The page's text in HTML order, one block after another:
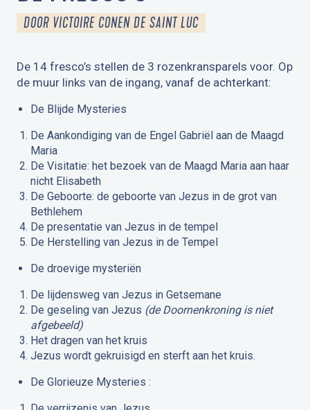
DOOR VICTOIRE CONEN DE SAINT LUC
De 14 fresco’s stellen de 3 rozenkransparels voor. Op
de muur links van de ingang, vanaf de achterkant:
De Blijde Mysteries
De Aankondiging van de Engel Gabriël aan de Maagd
Maria
De Visitatie: het bezoek van de Maagd Maria aan haar
nicht Elisabeth
De Geboorte: de geboorte van Jezus in de grot van
Bethlehem
De presentatie van Jezus in de tempel
De Herstelling van Jezus in de Tempel
De droevige mysteriën
De lijdensweg van Jezus in Getsemane
De geseling van Jezus (de Doornenkroning is niet
afgebeeld)
Het dragen van het kruis
Jezus wordt gekruisigd en sterft aan het kruis.
De Glorieuze Mysteries :